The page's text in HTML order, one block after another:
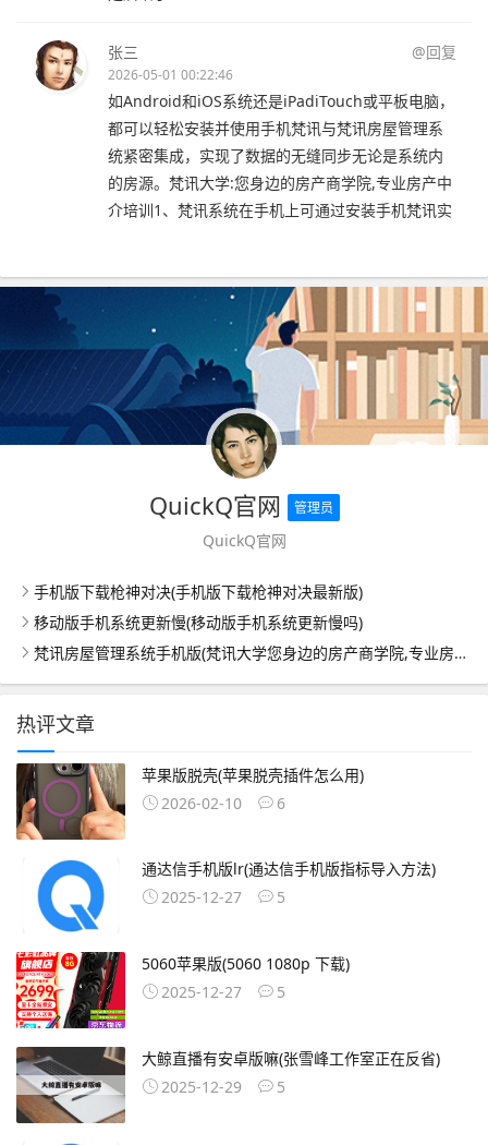
张三 @回复
2026-05-01 00:22:46
如Android和iOS系统还是iPadiTouch或平板电脑，
都可以轻松安装并使用手机梵讯与梵讯房屋管理系
统紧密集成，实现了数据的无缝同步无论是系统内
的房源。梵讯大学:您身边的房产商学院,专业房产中
介培训1、梵讯系统在手机上可通过安装手机梵讯实
QuickQ官网 管理员
QuickQ官网
手机版下载枪神对决(手机版下载枪神对决最新版)
移动版手机系统更新慢(移动版手机系统更新慢吗)
梵讯房屋管理系统手机版(梵讯大学您身边的房产商学院,专业房产中介培训)
热评文章
苹果版脱壳(苹果脱壳插件怎么用)
2026-02-10
6
通达信手机版lr(通达信手机版指标导入方法)
2025-12-27
5
5060苹果版(5060 1080p 下载)
2025-12-27
5
大鲸直播有安卓版嘛(张雪峰工作室正在反省)
2025-12-29
5